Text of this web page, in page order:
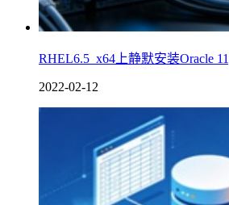
RHEL6.5_x64上静默安装Oracle
2022-02-12